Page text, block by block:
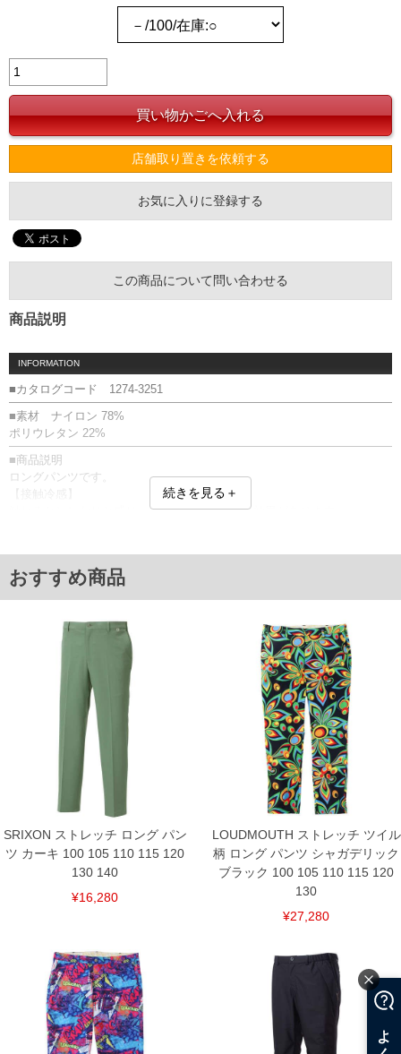
店舗取り置きを依頼する
お気に入りに登録する
この商品について問い合わせる
商品説明
INFORMATION
■カタログコード 1274-3251
■素材 ナイロン 78%
ポリウレタン 22%
■商品説明
ロングパンツです。
触れるとヒンヤリと感じ、肌表面温度を下げる効果があります。
■サイズ表
100/100/80/38/122/109.5
105/105/80/39.5/126/110.5
115/115/80/42.5/134/112.5
120/120/80/46/141/113.5
130/130/80/49/149/114.5
140/140/80/52/157/115.5
※【返品交換について】
返品交換希望の方は、商品到着後1週間以内にご連絡ください。
下着(肌着)やワイシャツは商品の性質上、返品交換不可とさせて頂いております。予め
ご了承くださいませ。
※【ボトムの裾上げをご希望の場合】
裾上げ料金は500円+税となります。
備考欄に股下●cmとご記入下さい。（裾上げ無料対象商品は1本につき税込6,000円以
上の品が対象。1本5,999円以下の商品は有料（500円+税）となります。）
出荷まで約1週間～20日間程お時間を頂く場合がございます。
尚、裾上げした商品は返品・交換不可となりますので、予めご了承下さい。
一部、お直しに対応出来ない商品がございます。(例：裾にファスナーや調節ひもが付
※商品によって若干のサイズの誤差がございます。また、お客様がご使用の環境（コ
ンピュータ画面）によって、商品の色味が若干異なる場合がございます。予めご了承
ください。
※当店での掲載商品は、実店鋪と在庫を共用しておりますので店頭での売り違い、店
舗からのお取り寄せ等により、お客様にご迷惑をお掛けしてしまう場合がございま
す。そのようなことがない様最大限に努めておりますが、もしあった場合速やかにご
連絡させて頂きますので予めご了承ください。
続きを見る＋
おすすめ商品
SRIXON ストレッチ ロング パン
ツ カーキ 100 105 110 115 120
130 140
¥16,280
LOUDMOUTH ストレッチ ツイル
柄 ロング パンツ シャガデリック
ブラック 100 105 110 115 120
130
¥27,280